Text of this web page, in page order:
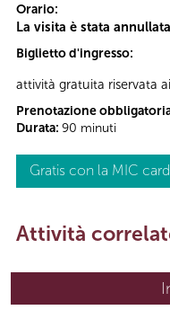
Orario:
La visita è stata annullata
Biglietto d'ingresso:
attività gratuita riservata
Prenotazione
Durata: 90 minuti
Gratis con la MIC card
Attività